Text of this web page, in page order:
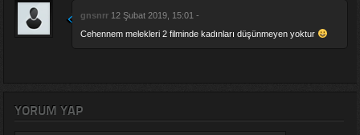
gnsnrr 12 Şubat 2019, 15:01 -
Cehennem melekleri 2 filminde kadınları düşünmeyen yoktur
YORUM YAP